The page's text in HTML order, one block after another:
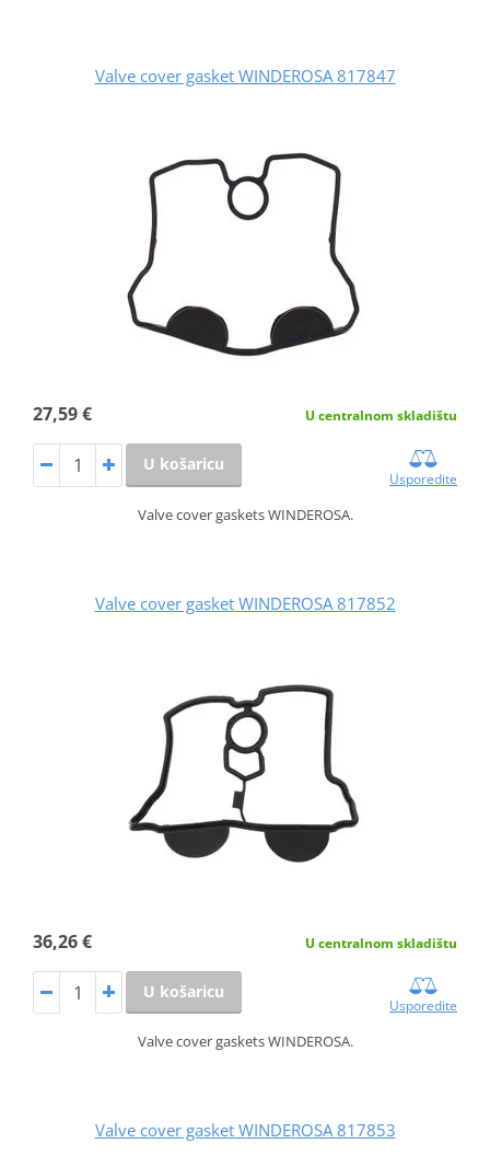
Valve cover gasket WINDEROSA 817847
27,59 € U centralnom skladištu
U košaricu
Usporedite
Valve cover gaskets WINDEROSA.
Valve cover gasket WINDEROSA 817852
36,26 € U centralnom skladištu
U košaricu
Usporedite
Valve cover gaskets WINDEROSA.
Valve cover gasket WINDEROSA 817853